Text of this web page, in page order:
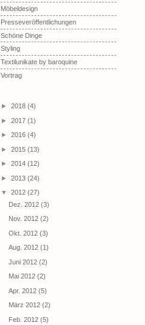
Möbeldesign
Presseveröffentlichungen
Schöne Dinge
Styling
Textilunikate by baroquine
Vortrag
► 2018 (4)
► 2017 (1)
► 2016 (4)
► 2015 (13)
► 2014 (12)
► 2013 (24)
▼ 2012 (27)
Dez. 2012(3)
Nov. 2012(2)
Okt. 2012(3)
Aug. 2012(1)
Juni 2012(2)
Mai 2012(2)
Apr. 2012(5)
März 2012(2)
Feb. 2012(5)